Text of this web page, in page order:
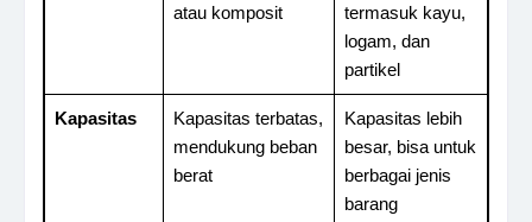
atau komposit
termasuk kayu,
logam, dan
partikel
Kapasitas
Kapasitas terbatas,
mendukung beban
berat
Kapasitas lebih
besar, bisa untuk
berbagai jenis
barang